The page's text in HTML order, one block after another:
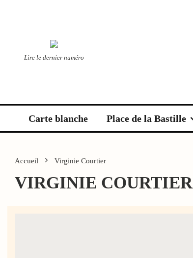
Lire le dernier numéro
Carte blanche Place de la Bastille
Accueil Virginie Courtier
VIRGINIE COURTIER